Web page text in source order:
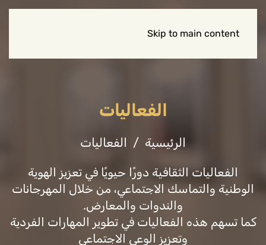
Skip to main content
الفعاليات
الرئيسية الفعاليات
الفعاليات الثقافية دورًا حيويًا في تعزيز الهوية
الوطنية والتماسك الاجتماعي، من خلال المهرجانات
والندوات والمعارض.
كما تسهم هذه الفعاليات في تطوير المهارات الفردية
وتعزيز الوعي الاجتماعي